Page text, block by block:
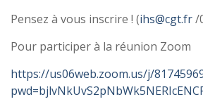
Pensez à vous inscrire ! (ihs@cgt.fr/
Pour participer à la réunion Zoom
https://us06web.zoom.us/j/